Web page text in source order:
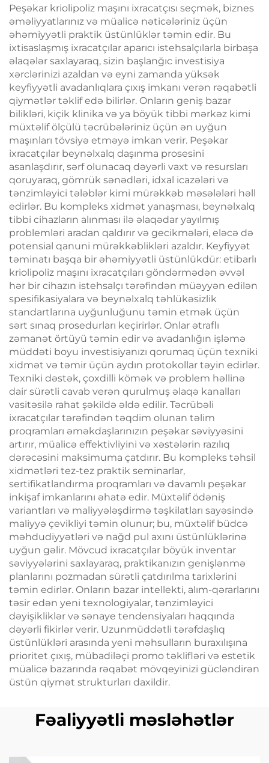
itirmə kosmetik maşın
Stimulyasiya
Peşəkar kriolipoliz maşını ixracatçısı seçmək, biznes
əməliyyatlarınız və müalicə nəticələriniz üçün
əhəmiyyətli praktik üstünlüklər təmin edir. Bu
ixtisaslaşmış ixracatçılar aparıcı istehsalçılarla birbaşa
əlaqələr saxlayaraq, sizin başlanğıc investisiya
xərclərinizi azaldan və eyni zamanda yüksək
keyfiyyətli avadanlıqlara çıxış imkanı verən rəqabətli
qiymətlər təklif edə bilirlər. Onların geniş bazar
bilikləri, kiçik klinika və ya böyük tibbi mərkəz kimi
müxtəlif ölçülü təcrübələriniz üçün ən uyğun
maşınları tövsiyə etməyə imkan verir. Peşəkar
ixracatçılar beynəlxalq daşınma prosesini
asanlaşdırır, sərf olunacaq dəyərli vaxt və resursları
qoruyaraq, gömrük sənədləri, idxal icazələri və
tənzimləyici tələblər kimi mürəkkəb məsələləri həll
edirlər. Bu kompleks xidmət yanaşması, beynəlxalq
tibbi cihazların alınması ilə əlaqədar yayılmış
problemləri aradan qaldırır və gecikmələri, eləcə də
potensial qanuni mürəkkəblikləri azaldır. Keyfiyyət
təminatı başqa bir əhəmiyyətli üstünlükdür: etibarlı
kriolipoliz maşını ixracatçıları göndərmədən əvvəl
hər bir cihazın istehsalçı tərəfindən müəyyən edilən
spesifikasiyalara və beynəlxalq təhlükəsizlik
standartlarına uyğunluğunu təmin etmək üçün
sərt sınaq prosedurları keçirirlər. Onlar ətraflı
zəmanət örtüyü təmin edir və avadanlığın işləmə
müddəti boyu investisiyanızı qorumaq üçün texniki
xidmət və təmir üçün aydın protokollar təyin edirlər.
Texniki dəstək, çoxdilli kömək və problem həllinə
dair sürətli cavab verən qurulmuş əlaqə kanalları
vasitəsilə rahat şəkildə əldə edilir. Təcrübəli
ixracatçılar tərəfindən təqdim olunan təlim
proqramları əməkdaşlarınızın peşəkar səviyyəsini
artırır, müalicə effektivliyini və xəstələrin razılıq
dərəcəsini maksimuma çatdırır. Bu kompleks təhsil
xidmətləri tez-tez praktik seminarlar,
sertifikatlandırma proqramları və davamlı peşəkar
inkişaf imkanlarını əhatə edir. Müxtəlif ödəniş
variantları və maliyyələşdirmə təşkilatları sayəsində
maliyyə çevikliyi təmin olunur; bu, müxtəlif büdcə
məhdudiyyətləri və nağd pul axını üstünlüklərinə
uyğun gəlir. Mövcud ixracatçılar böyük inventar
səviyyələrini saxlayaraq, praktikanızın genişlənmə
planlarını pozmadan sürətli çatdırılma tarixlərini
təmin edirlər. Onların bazar intellekti, alım-qərarlarını
təsir edən yeni texnologiyalar, tənzimləyici
dəyişikliklər və sənaye tendensiyaları haqqında
dəyərli fikirlər verir. Uzunmüddətli tərəfdaşlıq
üstünlükləri arasında yeni məhsulların buraxılışına
prioritet çıxış, mübadiləçi promo təklifləri və estetik
müalicə bazarında rəqabət mövqeyinizi gücləndirən
üstün qiymət strukturları daxildir.
Fəaliyyətli məsləhətlər